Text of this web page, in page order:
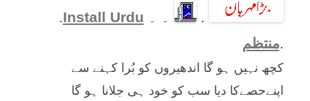
. ۔ ۔ Install Urdu
.
.منتظم
کچھ نہیں ہو گا اندھیروں کو بُرا کہنے سے
اپنےحصےکا دیا سب کو خود ہی جلانا ہو گا